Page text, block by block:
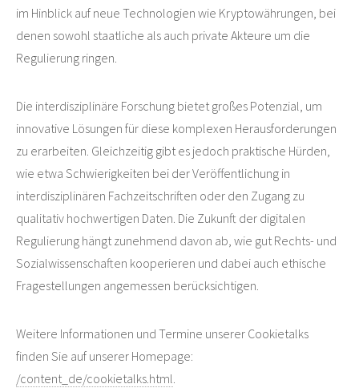
im Hinblick auf neue Technologien wie Kryptowährungen, bei
denen sowohl staatliche als auch private Akteure um die
Regulierung ringen.
Die interdisziplinäre Forschung bietet großes Potenzial, um
innovative Lösungen für diese komplexen Herausforderungen
zu erarbeiten. Gleichzeitig gibt es jedoch praktische Hürden,
wie etwa Schwierigkeiten bei der Veröffentlichung in
interdisziplinären Fachzeitschriften oder den Zugang zu
qualitativ hochwertigen Daten. Die Zukunft der digitalen
Regulierung hängt zunehmend davon ab, wie gut Rechts- und
Sozialwissenschaften kooperieren und dabei auch ethische
Fragestellungen angemessen berücksichtigen.
Weitere Informationen und Termine unserer Cookietalks
finden Sie auf unserer Homepage:
/content_de/cookietalks.html.